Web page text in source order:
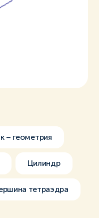
– геометрия
Цилиндр
тетраэдра